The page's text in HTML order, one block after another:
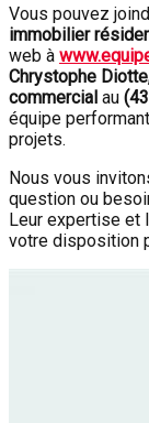
Vous pouvez
immobilier
web à
Chrystophe
commercial au
équipe
projets.
Nous vous
question ou
Leur expertise et
votre disposition